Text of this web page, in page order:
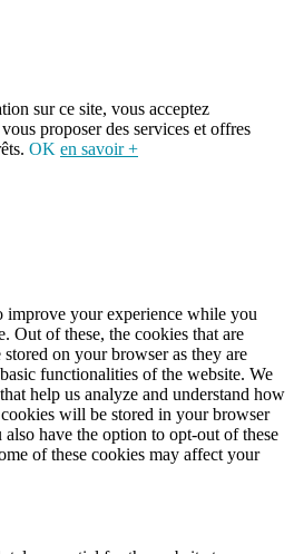
sur ce site, vous acceptez
proposer des services et offres
OK en savoir +
improve your experience while you
Out of these, the cookies that are
stored on your browser as they are
functionalities of the website. We
help us analyze and understand how
will be stored in your browser
have the option to opt-out of these
of these cookies may affect your